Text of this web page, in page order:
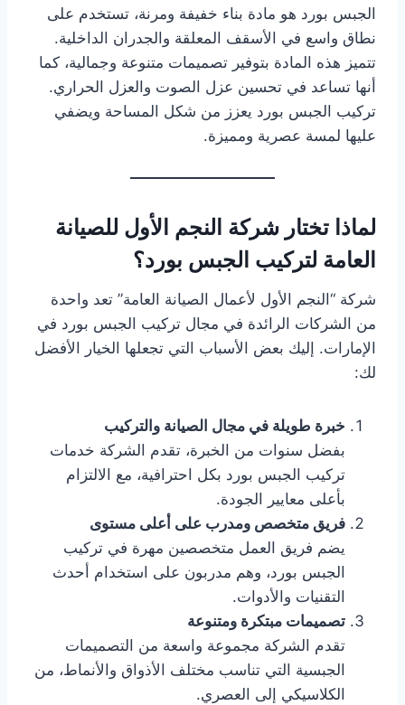
الجبس بورد هو مادة بناء خفيفة ومرنة، تستخدم على
نطاق واسع في الأسقف المعلقة والجدران الداخلية.
تتميز هذه المادة بتوفير تصميمات متنوعة وجمالية، كما
أنها تساعد في تحسين عزل الصوت والعزل الحراري.
تركيب الجبس بورد يعزز من شكل المساحة ويضفي
عليها لمسة عصرية ومميزة.
لماذا تختار شركة النجم الأول للصيانة
العامة لتركيب الجبس بورد؟
شركة “النجم الأول لأعمال الصيانة العامة” تعد واحدة
من الشركات الرائدة في مجال تركيب الجبس بورد في
الإمارات. إليك بعض الأسباب التي تجعلها الخيار الأفضل
لك:
خبرة طويلة في مجال الصيانة والتركيب
بفضل سنوات من الخبرة، تقدم الشركة خدمات
تركيب الجبس بورد بكل احترافية، مع الالتزام
بأعلى معايير الجودة.
فريق متخصص ومدرب على أعلى مستوى
يضم فريق العمل متخصصين مهرة في تركيب
الجبس بورد، وهم مدربون على استخدام أحدث
التقنيات والأدوات.
تصميمات مبتكرة ومتنوعة
تقدم الشركة مجموعة واسعة من التصميمات
الجبسية التي تناسب مختلف الأذواق والأنماط، من
الكلاسيكي إلى العصري.